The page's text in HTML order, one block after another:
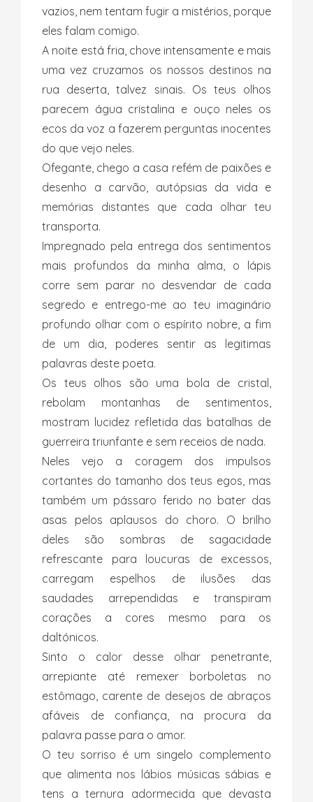
vazios, nem tentam fugir a mistérios, porque
eles falam comigo.
A noite está fria, chove intensamente e mais
uma vez cruzamos os nossos destinos na
rua deserta, talvez sinais. Os teus olhos
parecem água cristalina e ouço neles os
ecos da voz a fazerem perguntas inocentes
do que vejo neles.
Ofegante, chego a casa refém de paixões e
desenho a carvão, autópsias da vida e
memórias distantes que cada olhar teu
transporta.
Impregnado pela entrega dos sentimentos
mais profundos da minha alma, o lápis
corre sem parar no desvendar de cada
segredo e entrego-me ao teu imaginário
profundo olhar com o espírito nobre, a fim
de um dia, poderes sentir as legitimas
palavras deste poeta.
Os teus olhos são uma bola de cristal,
rebolam montanhas de sentimentos,
mostram lucidez refletida das batalhas de
guerreira triunfante e sem receios de nada.
Neles vejo a coragem dos impulsos
cortantes do tamanho dos teus egos, mas
também um pássaro ferido no bater das
asas pelos aplausos do choro. O brilho
deles são sombras de sagacidade
refrescante para loucuras de excessos,
carregam espelhos de ilusões das
saudades arrependidas e transpiram
corações a cores mesmo para os
daltónicos.
Sinto o calor desse olhar penetrante,
arrepiante até remexer borboletas no
estômago, carente de desejos de abraços
afáveis de confiança, na procura da
palavra passe para o amor.
O teu sorriso é um singelo complemento
que alimenta nos lábios músicas sábias e
tens a ternura adormecida que devasta